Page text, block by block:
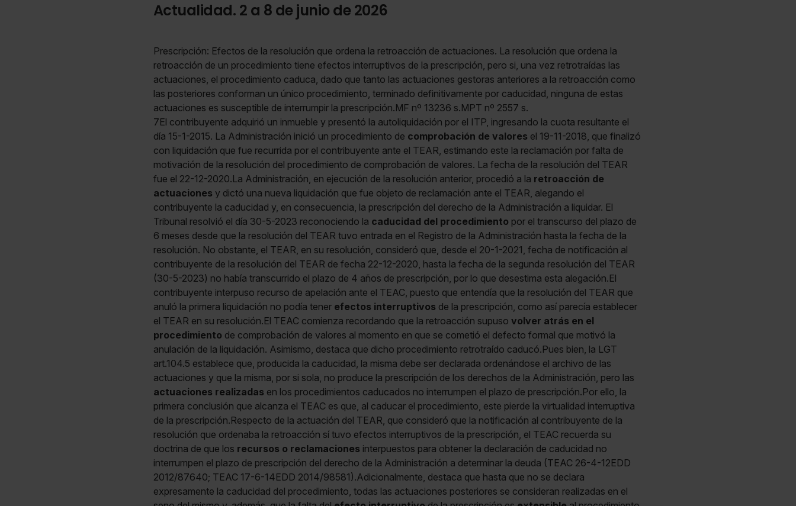
Actualidad. 2 a 8 de junio de 2026
Prescripción: Efectos de la resolución que ordena la retroacción de actuaciones. La resolución que ordena la
retroacción de un procedimiento tiene efectos interruptivos de la prescripción, pero si, una vez retrotraídas las
actuaciones, el procedimiento caduca, dado que tanto las actuaciones gestoras anteriores a la retroacción como
las posteriores conforman un único procedimiento, terminado definitivamente por caducidad, ninguna de estas
actuaciones es susceptible de interrumpir la prescripción.MF nº 13236 s.MPT nº 2557 s.
7El contribuyente adquirió un inmueble y presentó la autoliquidación por el ITP, ingresando la cuota resultante el
día 15-1-2015. La Administración inició un procedimiento de comprobación de valores el 19-11-2018, que finalizó
con liquidación que fue recurrida por el contribuyente ante el TEAR, estimando este la reclamación por falta de
motivación de la resolución del procedimiento de comprobación de valores. La fecha de la resolución del TEAR
fue el 22-12-2020.La Administración, en ejecución de la resolución anterior, procedió a la retroacción de
actuaciones y dictó una nueva liquidación que fue objeto de reclamación ante el TEAR, alegando el
contribuyente la caducidad y, en consecuencia, la prescripción del derecho de la Administración a liquidar. El
Tribunal resolvió el día 30-5-2023 reconociendo la caducidad del procedimiento por el transcurso del plazo de
6 meses desde que la resolución del TEAR tuvo entrada en el Registro de la Administración hasta la fecha de la
resolución. No obstante, el TEAR, en su resolución, consideró que, desde el 20-1-2021, fecha de notificación al
contribuyente de la resolución del TEAR de fecha 22-12-2020, hasta la fecha de la segunda resolución del TEAR
(30-5-2023) no había transcurrido el plazo de 4 años de prescripción, por lo que desestima esta alegación.El
contribuyente interpuso recurso de apelación ante el TEAC, puesto que entendía que la resolución del TEAR que
anuló la primera liquidación no podía tener efectos interruptivos de la prescripción, como así parecía establecer
el TEAR en su resolución.El TEAC comienza recordando que la retroacción supuso volver atrás en el
procedimiento de comprobación de valores al momento en que se cometió el defecto formal que motivó la
anulación de la liquidación. Asimismo, destaca que dicho procedimiento retrotraído caducó.Pues bien, la LGT
art.104.5 establece que, producida la caducidad, la misma debe ser declarada ordenándose el archivo de las
actuaciones y que la misma, por si sola, no produce la prescripción de los derechos de la Administración, pero las
actuaciones realizadas en los procedimientos caducados no interrumpen el plazo de prescripción.Por ello, la
primera conclusión que alcanza el TEAC es que, al caducar el procedimiento, este pierde la virtualidad interruptiva
de la prescripción.Respecto de la actuación del TEAR, que consideró que la notificación al contribuyente de la
resolución que ordenaba la retroacción sí tuvo efectos interruptivos de la prescripción, el TEAC recuerda su
doctrina de que los recursos o reclamaciones interpuestos para obtener la declaración de caducidad no
interrumpen el plazo de prescripción del derecho de la Administración a determinar la deuda (TEAC 26-4-12EDD
2012/87640; TEAC 17-6-14EDD 2014/98581).Adicionalmente, destaca que hasta que no se declara
expresamente la caducidad del procedimiento, todas las actuaciones posteriores se consideran realizadas en el